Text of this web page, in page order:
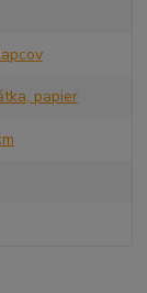
papier